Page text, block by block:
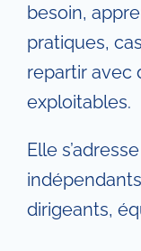
besoin,
pratiques,
repartir avec
exploitables.
Elle
dirigeants,